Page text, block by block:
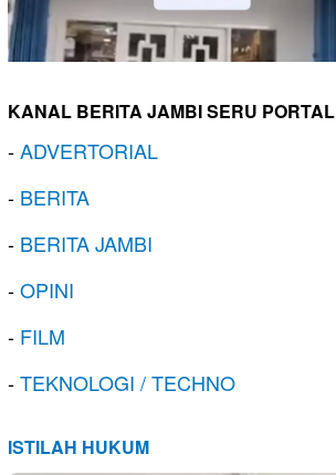
KANAL BERITA JAMBI SERU PORTAL
-ADVERTORIAL
- BERITA
- BERITA JAMBI
-OPINI
- FILM
-TEKNOLOGI / TECHNO
ISTILAH HUKUM